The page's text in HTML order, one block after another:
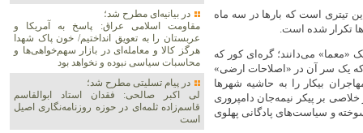
تیتری است که بار‌ها در سه ماه
تهران را یک «معما» می‌دانند؛ گره‌ای کور که
که یک سر آن در «اصلاحات ارضی»
بیکار را به حاشیه شهر‌ها
بر پیکر نیمه‌جان دامپروری
و سیاست‌های پادگانی پهلوی
در بیانیه‌ای مطرح شد؛
مقاومت اسلامی عراق: پاسخ به آمریکا و
عربستان را به تعویق انداختیم/ خون پاک شهدا
هرگز کالا و معامله‌ای در بازار سهم‌خواهی‌ها و
محاسبات سیاسی نبوده و نخواهد بود
در پیام تسلیتی مطرح شد؛
لی اکبر صالحی: فقدان استاد ابوالقاسم
قاسم‌زاده ثلمه‌ای در حوزه روزنامه‌نگاری اصیل
است